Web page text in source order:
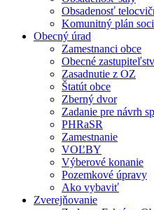
Obsadenosť
Komunitný plán
Obecný úrad
Zamestnanci obce
Obecné
Zasadnutie z OZ
Štatút obce
Zberný dvor
Zadanie pre návrh
PHRaSR
Zamestnanie
VOĽBY
Výberové konanie
Pozemkové úpravy
Ako vybaviť
Zverejňovanie